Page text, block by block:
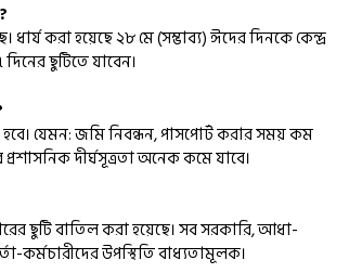
করা হয়েছে ২৮ মে (সম্ভাব্য) ঈদের দিনকে কেন্দ্র
ছুটিতে যাবেন।
যেমন: জমি নিবন্ধন, পাসপোর্ট করার সময় কম
প্রশাসনিক দীর্ঘসূত্রতা অনেক কমে যাবে।
ছুটি বাতিল করা হয়েছে। সব সরকারি, আধা-
কর্মচারীদের উপস্থিতি বাধ্যতামূলক।